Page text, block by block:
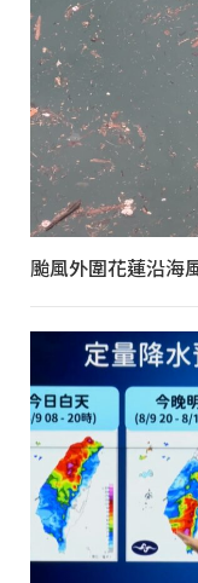
颱風外圍花蓮沿海